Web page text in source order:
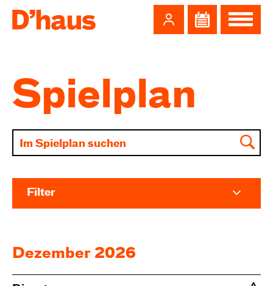
Spielplan
Filter
Dezember 2026